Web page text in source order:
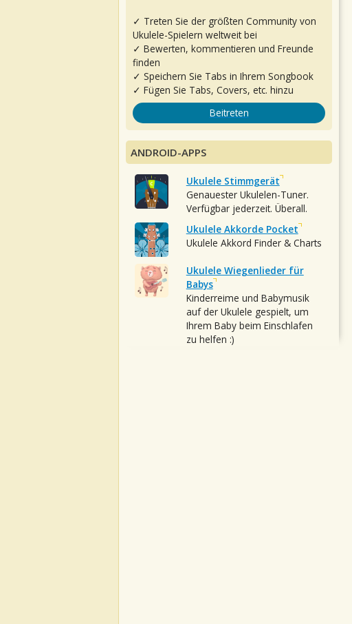
✓ Treten Sie der größten Community von
Ukulele-Spielern weltweit bei
✓ Bewerten, kommentieren und Freunde
finden
✓ Speichern Sie Tabs in Ihrem Songbook
✓ Fügen Sie Tabs, Covers, etc. hinzu
Beitreten
ANDROID-APPS
Ukulele Stimmgerät
Genauester Ukulelen-Tuner.
Verfügbar jederzeit. Überall.
Ukulele Akkorde Pocket
Ukulele Akkord Finder & Charts
Ukulele Wiegenlieder für
Babys
Kinderreime und Babymusik
auf der Ukulele gespielt, um
Ihrem Baby beim Einschlafen
zu helfen :)